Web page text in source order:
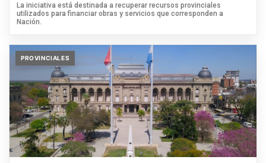
La iniciativa está destinada a recuperar recursos provinciales
utilizados para financiar obras y servicios que corresponden a
Nación.
PROVINCIALES